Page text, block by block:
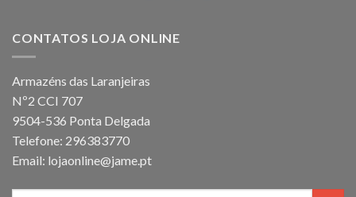
CONTATOS LOJA ONLINE
Armazéns das Laranjeiras
Nº2 CCI 707
9504-536 Ponta Delgada
Telefone: 296383770
Email: lojaonline@jame.pt